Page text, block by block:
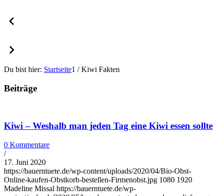
Du bist hier: Startseite1 / Kiwi Fakten
Beiträge
Kiwi – Weshalb man jeden Tag eine Kiwi essen sollte
0 Kommentare
/
17. Juni 2020
https://bauerntuete.de/wp-content/uploads/2020/04/Bio-Obst-
Online-kaufen-Obstkorb-bestellen-Firmenobst.jpg 1080 1920
Madeline Missal https://bauerntuete.de/wp-